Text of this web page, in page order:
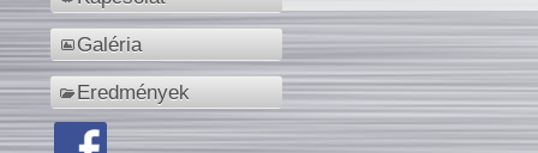
Galéria
Eredmények